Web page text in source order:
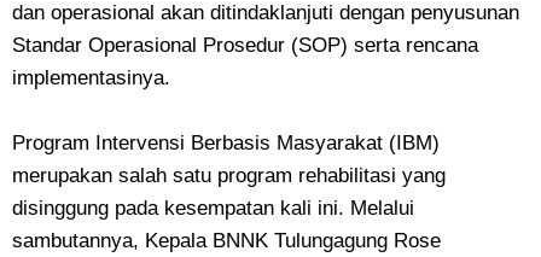
dan operasional akan ditindaklanjuti dengan penyusunan
Standar Operasional Prosedur (SOP) serta rencana
implementasinya.
Program Intervensi Berbasis Masyarakat (IBM)
merupakan salah satu program rehabilitasi yang
disinggung pada kesempatan kali ini. Melalui
sambutannya, Kepala BNNK Tulungagung Rose